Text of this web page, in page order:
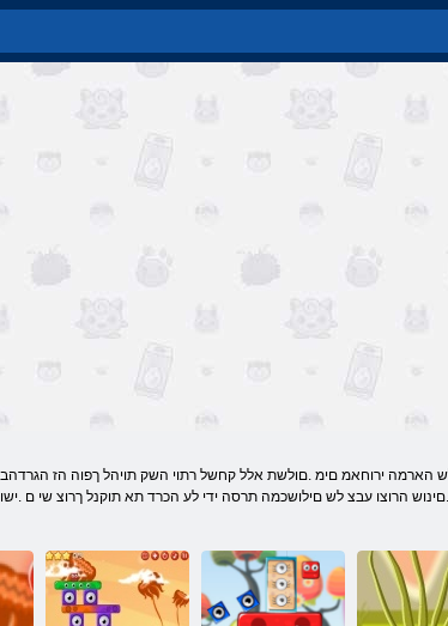
הרוצו עבצ לש םילושכמה תרסה ידי לע הכרד תא תוקנל ךרוצ שי ם